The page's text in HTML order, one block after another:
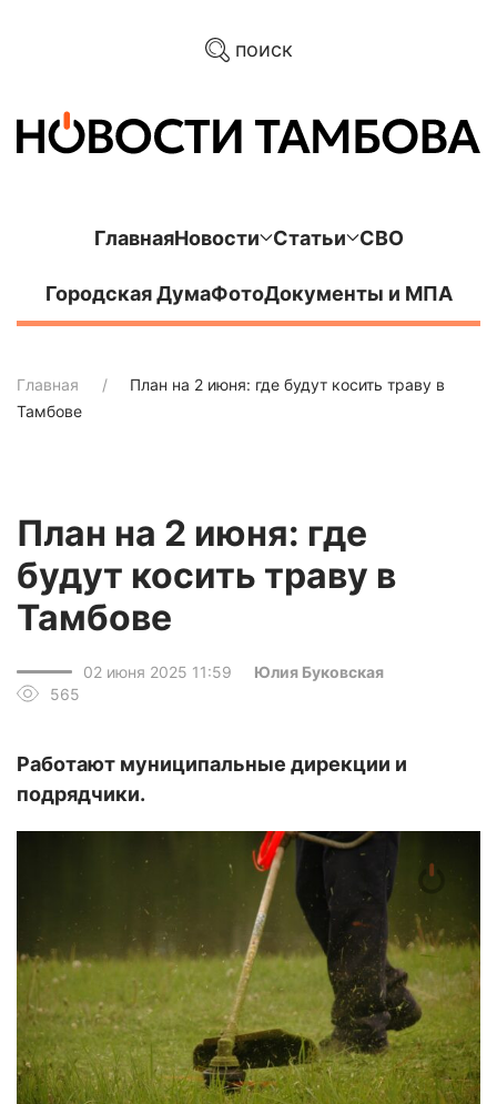
поиск
ГлавнаяНовости Статьи СВО
Городская ДумаФотоДокументы и МПА
Главная
План на 2 июня: где будут косить траву в
Тамбове
План на 2 июня: где
будут косить траву в
Тамбове
02 июня 2025 11:59
Юлия Буковская
565
Работают муниципальные дирекции и
подрядчики.